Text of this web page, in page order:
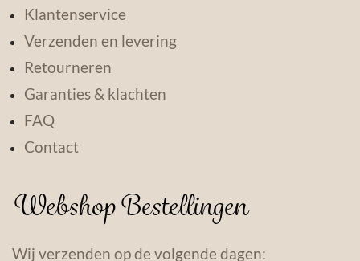
Klantenservice
Verzenden en levering
Retourneren
Garanties & klachten
FAQ
Contact
Webshop Bestellingen
Wij verzenden op de volgende dagen: